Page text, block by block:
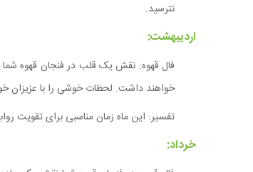
نترسید.
اردیبهشت:
فال قهوه: نقش یک قلب در فنجان قهوه شما
خواهند داشت. لحظات خوشی را با عزیزان
تفسیر: این ماه زمان مناسبی برای تقویت
خرداد: